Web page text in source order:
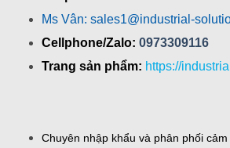
Ms Vân: sales1@industrial-
Cellphone/Zalo: 0973309116
Trang sản phẩm: https://
Chuyên nhập khẩu và phân phối